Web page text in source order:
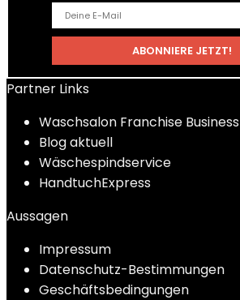
Partner Links
Waschsalon Franchise Business
Blog aktuell
Wäschespindservice
HandtuchExpress
Aussagen
Impressum
Datenschutz-Bestimmungen
Geschäftsbedingungen